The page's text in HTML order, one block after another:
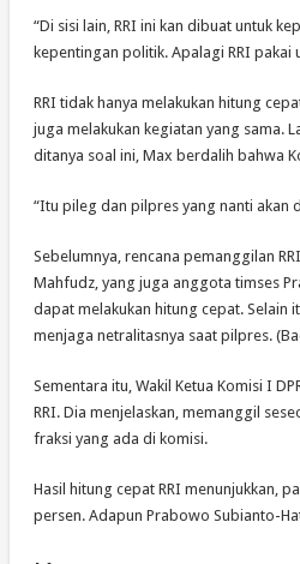
“Di sisi lain, RRI ini kan dibuat untuk
kepentingan politik. Apalagi RRI
RRI tidak hanya melakukan hitung
juga melakukan kegiatan yang sama.
ditanya soal ini, Max berdalih bahwa
“Itu pileg dan pilpres yang nanti akan
Sebelumnya, rencana pemanggilan
Mahfudz, yang juga anggota timses
dapat melakukan hitung cepat. Selain
menjaga netralitasnya saat pilpres.
Sementara itu, Wakil Ketua Komisi I
RRI. Dia menjelaskan, memanggil
fraksi yang ada di komisi.
Hasil hitung cepat RRI menunjukkan,
persen. Adapun Prabowo Subianto-